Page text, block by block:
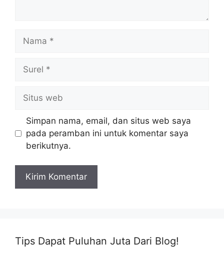
Nama
Surel
Situs
web
Simpan nama, email, dan situs web saya
pada peramban ini untuk komentar saya
berikutnya.
Tips Dapat Puluhan Juta Dari Blog!